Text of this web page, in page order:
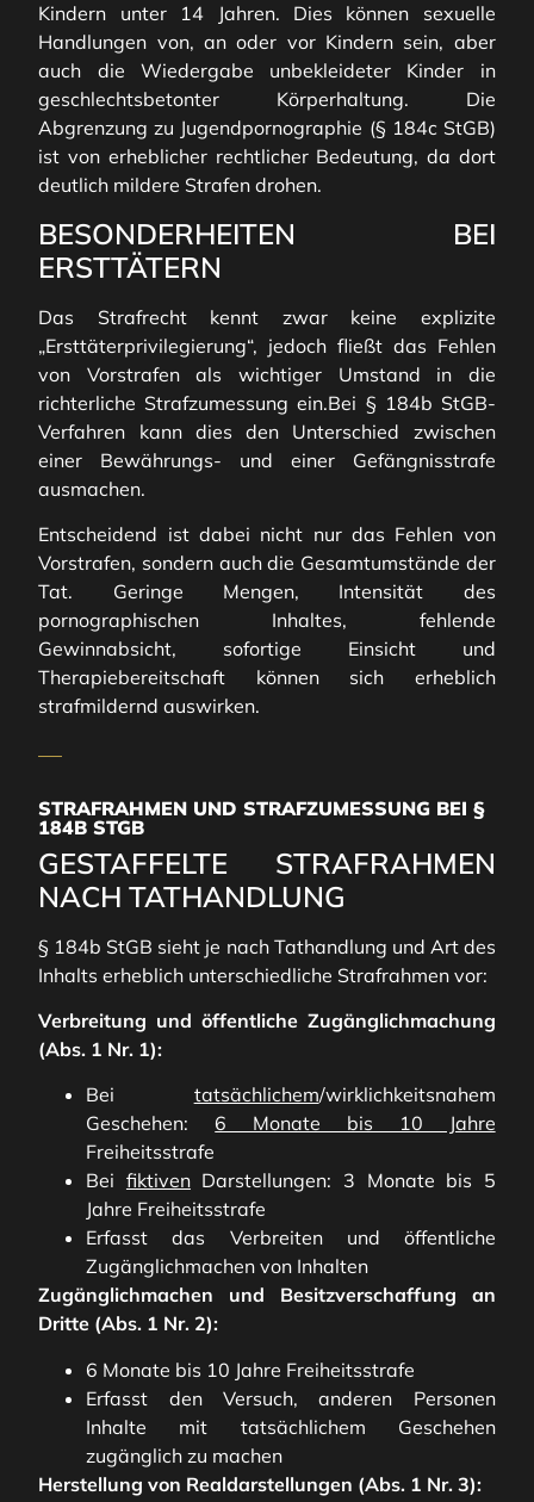
Kindern unter 14 Jahren. Dies können sexuelle
Handlungen von, an oder vor Kindern sein, aber
auch die Wiedergabe unbekleideter Kinder in
geschlechtsbetonter Körperhaltung. Die
Abgrenzung zu Jugendpornographie (§ 184c StGB)
ist von erheblicher rechtlicher Bedeutung, da dort
deutlich mildere Strafen drohen.
BESONDERHEITEN BEI
ERSTTÄTERN
Das Strafrecht kennt zwar keine explizite
„Ersttäterprivilegierung“, jedoch fließt das Fehlen
von Vorstrafen als wichtiger Umstand in die
richterliche Strafzumessung ein.Bei § 184b StGB-
Verfahren kann dies den Unterschied zwischen
einer Bewährungs- und einer Gefängnisstrafe
ausmachen.
Entscheidend ist dabei nicht nur das Fehlen von
Vorstrafen, sondern auch die Gesamtumstände der
Tat. Geringe Mengen, Intensität des
pornographischen Inhaltes, fehlende
Gewinnabsicht, sofortige Einsicht und
Therapiebereitschaft können sich erheblich
strafmildernd auswirken.
STRAFRAHMEN UND STRAFZUMESSUNG BEI §
184B STGB
GESTAFFELTE STRAFRAHMEN
NACH TATHANDLUNG
§ 184b StGB sieht je nach Tathandlung und Art des
Inhalts erheblich unterschiedliche Strafrahmen vor:
Verbreitung und öffentliche Zugänglichmachung
(Abs. 1 Nr. 1):
Bei tatsächlichem/wirklichkeitsnahem
Geschehen: 6 Monate bis 10 Jahre
Freiheitsstrafe
Bei fiktivenDarstellungen: 3 Monate bis 5
Jahre Freiheitsstrafe
Erfasst das Verbreiten und öffentliche
Zugänglichmachen von Inhalten
Zugänglichmachen und Besitzverschaffung an
Dritte (Abs. 1 Nr. 2):
6 Monate bis 10 Jahre Freiheitsstrafe
Erfasst den Versuch, anderen Personen
Inhalte mit tatsächlichem Geschehen
zugänglich zu machen
Herstellung von Realdarstellungen (Abs. 1 Nr. 3):